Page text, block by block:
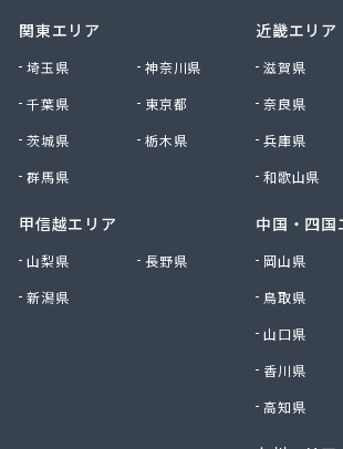
株式会社杉浦林産給油所
株式会社清川商店
株式会社青木サービス
株式会社石川鉄沖商店
株式会社石泰商会
株式会社鷹羽商店
株式会社中部燃料
株式会社土川油店 L.P.G充填所
関東エリア
埼玉県
神奈川県
千葉県
東京都
茨城県
栃木県
群馬県
甲信越エリア
山梨県
長野県
新潟県
近畿エリア
滋賀県
奈良県
兵庫県
和歌山県
中国・四国
岡山県
鳥取県
山口県
香川県
高知県